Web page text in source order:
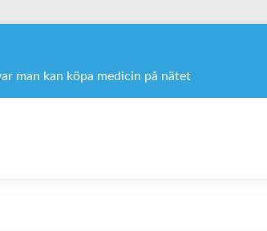
man kan köpa medicin på nätet